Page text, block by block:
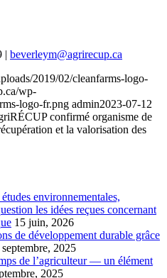
| beverleym@agrirecup.ca
2019/02/cleanfarms-logo-
wp-
logo-fr.png admin2023-07-12
confirmé organisme de
et la valorisation des
environnementales,
les idées reçues concernant
15 juin, 2026
de développement durable grâce
septembre, 2025
de l’agriculteur — un élément
2025